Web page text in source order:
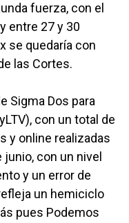
fuerza, con el
entre 27 y 30
se quedaría con
las Cortes.
Sigma Dos para
con un total de
y online realizadas
con un nivel
y un error de
un hemiciclo
pues Podemos